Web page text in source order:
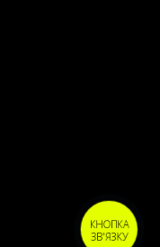
КНОПКА
ЗВ'ЯЗКУ